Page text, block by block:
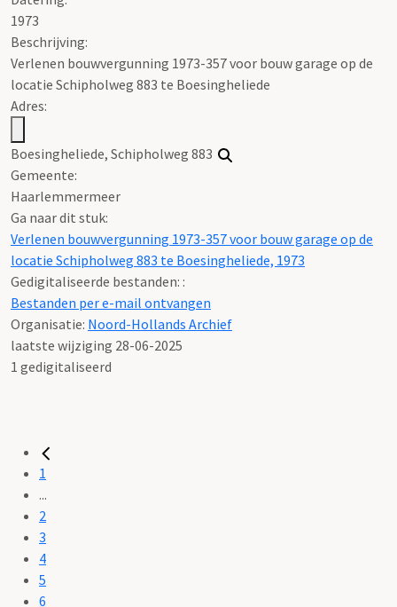
1973
Beschrijving:
Verlenen bouwvergunning 1973-357 voor bouw garage op de
locatie Schipholweg 883 te Boesingheliede
Adres:
Boesingheliede, Schipholweg 883
Gemeente:
Haarlemmermeer
Ga naar dit stuk:
Verlenen bouwvergunning 1973-357 voor bouw garage op de
locatie Schipholweg 883 te Boesingheliede, 1973
Gedigitaliseerde bestanden: :
Bestanden per e-mail ontvangen
Organisatie: Noord-Hollands Archief
laatste wijziging 28-06-2025
1 gedigitaliseerd
1
...
2
3
4
5
6